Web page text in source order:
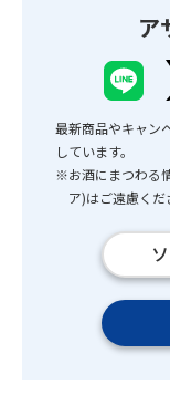
ア
最新商品やキャン
しています。
※お酒にまつわる
ア)はご遠慮くだ